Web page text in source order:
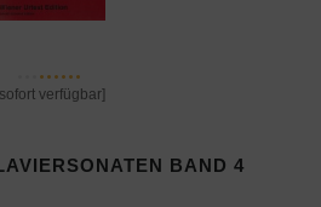
verfügbar]
BAND 4